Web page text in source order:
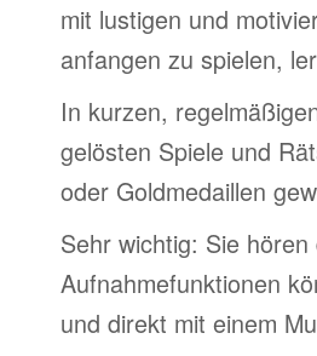
mit lustigen und
anfangen zu spielen,
In kurzen,
gelösten Spiele und
oder Goldmedaillen
Sehr wichtig: Sie
Aufnahmefunktionen
und direkt mit einem